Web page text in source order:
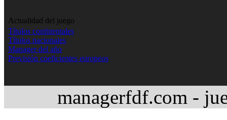
Actualidad del juego
Títulos continentales
Títulos nacionales
Manager del año
Previsión coeficientes europeos
managerfdf.com -